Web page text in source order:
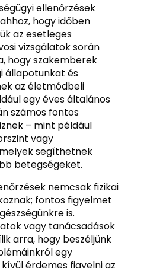
ellenőrzések
hogy időben
az esetleges
vizsgálatok során
hogy szakemberek
állapotunkat és
az életmódbeli
egy éves általános
számos fontos
– mint például
vagy
segíthetnek
betegségeket.
nemcsak fizikai
fontos figyelmet
is.
vagy tanácsadások
arra, hogy beszéljünk
egy
érdemes figyelni az